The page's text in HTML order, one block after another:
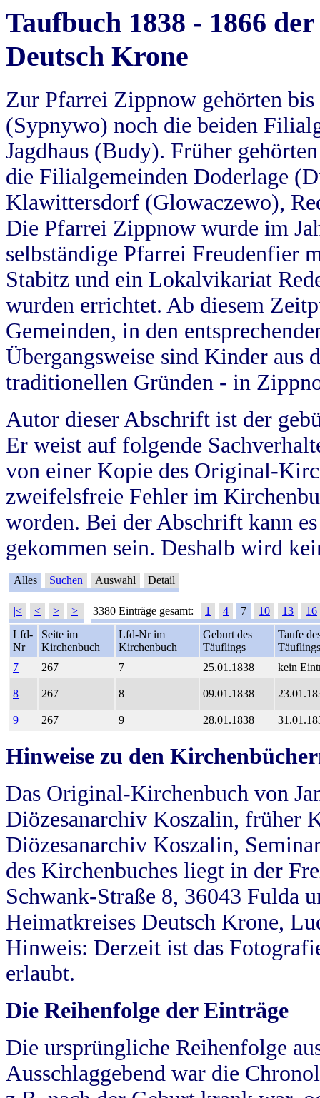
Taufbuch 1838 - 1866
Deutsch Krone
Zur Pfarrei Zippnow gehörten
(Sypnywo) noch die beiden
Jagdhaus (Budy). Früher
die Filialgemeinden Doderlage
Klawittersdorf (Glowaczewo),
Die Pfarrei Zippnow wurde im
selbständige Pfarrei Freudenfier
Stabitz und ein Lokalvikariat
wurden errichtet. Ab diesem
Gemeinden, in den
Übergangsweise sind Kinder aus
traditionellen Gründen - in
Autor dieser Abschrift ist der
Er weist auf folgende
von einer Kopie des Original-
zweifelsfreie Fehler im
worden. Bei der Abschrift kann
gekommen sein. Deshalb wird
Alles Suchen Auswahl Detail
|< < > >| 3380 Einträge gesamt: 1 4 7 10 13
16
Lfd-
Nr
Seite im
Kirchenbuch
Lfd-Nr im
Kirchenbuch
Geburt des
Täuflings
Taufe
Täuflings
7
267 7 25.01.1838 kein
8 267 8 09.01.1838
9 267 9 28.01.1838
Hinweise zu den
Das Original-Kirchenbuch von
Diözesanarchiv Koszalin, früher
Diözesanarchiv Koszalin,
des Kirchenbuches liegt in der
Schwank-Straße 8, 36043 Fulda
Heimatkreises Deutsch Krone,
Hinweis: Derzeit ist das
erlaubt.
Die Reihenfolge der Einträge
Die ursprüngliche Reihenfolge
Ausschlaggebend war die